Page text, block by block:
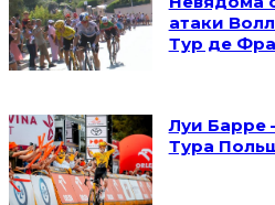
атаки
Тур де
Луи Барре
Тура